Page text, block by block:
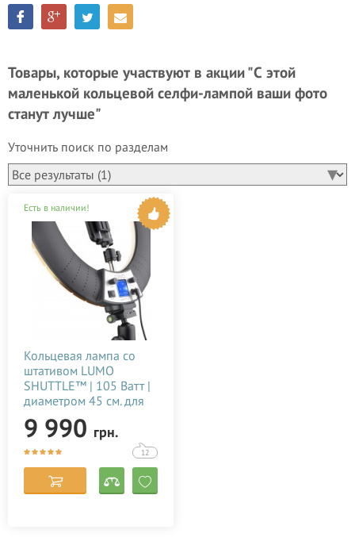
Товары, которые участвуют в акции "С этой
маленькой кольцевой селфи-лампой ваши фото
станут лучше"
Уточнить поиск по разделам
Есть в наличии!
Кольцевая лампа со
штативом LUMO
SHUTTLE™ | 105 Ватт |
диаметром 45 см. для
тик тока, селфи, фото,
видео, блогеров,
визажиста купить
недорого в Украине
(Киеве) 15082022
9 990 грн.
12